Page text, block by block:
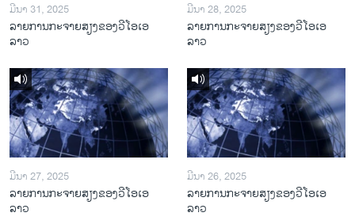
ມີນາ 31, 2025
ລາຍການກະຈາຍສຽງຂອງວີໂອເອ
ລາວ
ມີນາ 28, 2025
ລາຍການກະຈາຍສຽງຂອງວີໂອເອ
ລາວ
ມີນາ 27, 2025
ລາຍການກະຈາຍສຽງຂອງວີໂອເອ
ລາວ
ມີນາ 26, 2025
ລາຍການກະຈາຍສຽງຂອງວີໂອເອ
ລາວ